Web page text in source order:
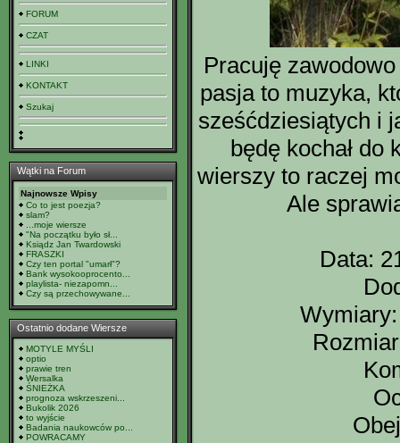
FORUM
CZAT
LINKI
KONTAKT
Szukaj
Wątki na Forum
Najnowsze Wpisy
Co to jest poezja?
slam?
...moje wiersze
"Na początku było sł...
Ksiądz Jan Twardowski
FRASZKI
Czy ten portal "umarł"?
Bank wysokooprocento...
playlista- niezapomn...
Czy są przechowywane...
Ostatnio dodane Wiersze
MOTYLE MYŚLI
optio
prawie tren
Wersalka
ŚNIEŻKA
prognoza wskrzeszeni...
Bukolik 2026
to wyjście
Badania naukowców po...
POWRACAMY
Pracuję
pasja to muzyka,
sześćdziesiątych i
będę kochał do
wierszy to raczej
Ale
Data: